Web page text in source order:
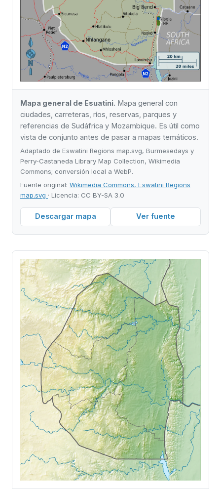
Mapa general de Esuatini. Mapa general con
ciudades, carreteras, ríos, reservas, parques y
referencias de Sudáfrica y Mozambique. Es útil como
vista de conjunto antes de pasar a mapas temáticos.
Adaptado de Eswatini Regions map.svg, Burmesedays y
Perry-Castaneda Library Map Collection, Wikimedia
Commons; conversión local a WebP.
Fuente original: Wikimedia Commons, Eswatini Regions
map.svg · Licencia: CC BY-SA 3.0
Descargar mapa Ver fuente